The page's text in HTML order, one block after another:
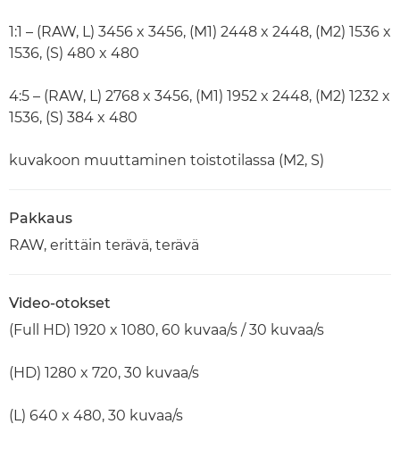
1:1 – (RAW, L) 3456 x 3456, (M1) 2448 x 2448, (M2) 1536 x
1536, (S) 480 x 480
4:5 – (RAW, L) 2768 x 3456, (M1) 1952 x 2448, (M2) 1232 x
1536, (S) 384 x 480
kuvakoon muuttaminen toistotilassa (M2, S)
Pakkaus
RAW, erittäin terävä, terävä
Video-otokset
(Full HD) 1920 x 1080, 60 kuvaa/s / 30 kuvaa/s
(HD) 1280 x 720, 30 kuvaa/s
(L) 640 x 480, 30 kuvaa/s